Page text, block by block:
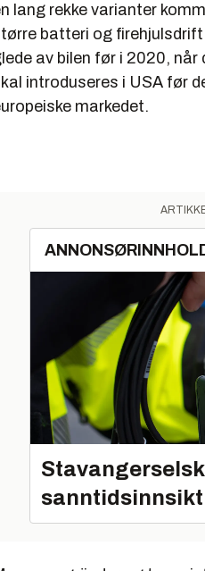
lang rekke varianter
batteri og
av bilen før i 2020, når
introduseres i USA før
markedet.